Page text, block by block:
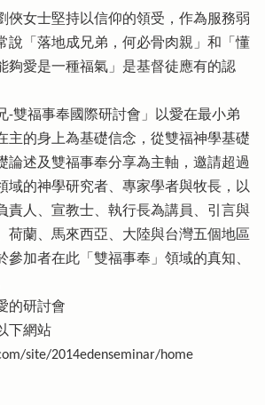
俠女士堅持以信仰的領受，作為服務弱
說「落地成兄弟，何必骨肉親」和「懂
夠愛是一種福氣」是基督徒應有的認
-雙福事奉國際研討會」以愛在最小弟
主的身上為基礎信念，從雙福神學基礎
論述及雙福事奉分享為主軸，邀請超過
域的神學研究者、專家學者與牧長，以
責人、宣教士、執行長為講員、引言與
荷蘭、馬來西亞、大陸與台灣五個地區
參加者在此「雙福事奉」領域的真知、
的研討會
下網站
site/2014edenseminar/home